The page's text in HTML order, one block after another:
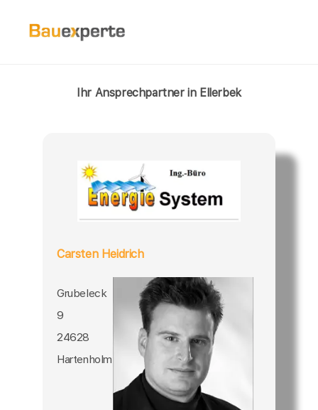
Ihr Ansprechpartner in Ellerbek
Carsten Heidrich
Grubeleck
9
24628
Hartenholm